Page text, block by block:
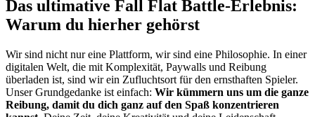
Das ultimative Fall Flat Battle-Erlebnis:
Warum du hierher gehörst
Wir sind nicht nur eine Plattform, wir sind eine Philosophie. In einer
digitalen Welt, die mit Komplexität, Paywalls und Reibung
überladen ist, sind wir ein Zufluchtsort für den ernsthaften Spieler.
Unser Grundgedanke ist einfach: Wir kümmern uns um die ganze
Reibung, damit du dich ganz auf den Spaß konzentrieren